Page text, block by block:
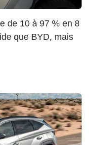
de 10 à 97 % en 8
que BYD, mais